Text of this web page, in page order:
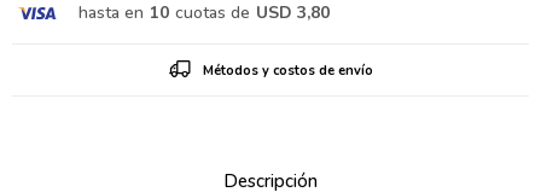
hasta en 10 cuotas de USD 3,80
Métodos y costos de envío
Descripción